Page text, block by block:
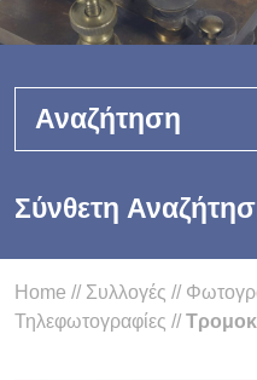
Αναζήτηση
Σύνθετη
Home // Συλλογές //
Τηλεφωτογραφίες //